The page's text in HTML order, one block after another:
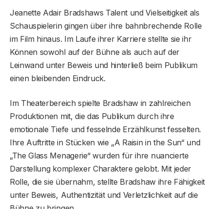
Jeanette Adair Bradshaws Talent und Vielseitigkeit als
Schauspielerin gingen über ihre bahnbrechende Rolle
im Film hinaus. Im Laufe ihrer Karriere stellte sie ihr
Können sowohl auf der Bühne als auch auf der
Leinwand unter Beweis und hinterließ beim Publikum
einen bleibenden Eindruck.
Im Theaterbereich spielte Bradshaw in zahlreichen
Produktionen mit, die das Publikum durch ihre
emotionale Tiefe und fesselnde Erzählkunst fesselten.
Ihre Auftritte in Stücken wie „A Raisin in the Sun“ und
„The Glass Menagerie“ wurden für ihre nuancierte
Darstellung komplexer Charaktere gelobt. Mit jeder
Rolle, die sie übernahm, stellte Bradshaw ihre Fähigkeit
unter Beweis, Authentizität und Verletzlichkeit auf die